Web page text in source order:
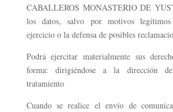
CABALLEROS MONASTERIO DE
los datos, salvo por motivos
ejercicio o la defensa de posibles
Podrá ejercitar materialmente sus
forma: dirigiéndose a la dirección
tratamiento
Cuando se realice el envío de